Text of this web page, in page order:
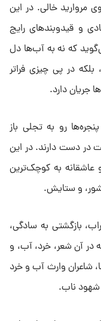
مروارید خالی. در این
و قیدوبندهای رایج
که نه به آب‌ها دل
در پی چیزی فراتر
جریان دارد.
رو به تجلی باز
در دست دارند. در این
عاشقانه به کوچک‌ترین
شور، و ستایش.
بازگشتی به سادگی،
آن شعر، خرد، آب، و
شاعران وارث آب و خرد
شهود ناب.